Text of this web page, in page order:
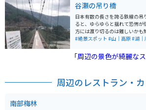
ら見下ろす景色は特に美しく、
気があります。 近くの道の駅では地元の特産品や食事も
楽しめ、観光の拠点として便
ワインディングロードが続くた
グにも最適で、景色を楽しみな
谷瀬の吊り橋
日本有数の長さを誇る鉄線の吊
ると、ゆらゆらと揺れて恐怖が
方には渡り切るのは難しいかも
ら川を見下ろした景色は絶景で
てゆっくりとした時間を大自然
っています。
#絶景スポット #山｜高原#湖｜
「周辺の景色が綺麗な
周辺のレストラン・
南部梅林